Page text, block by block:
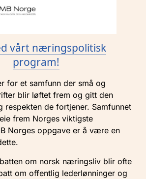
vårt næringspolitisk
program!
for et samfunn der små og
blir løftet frem og gitt den
respekten de fortjener. Samfunnet
frem Norges viktigste
Norges oppgave er å være en
om norsk næringsliv blir ofte
om offentlig lederlønninger og